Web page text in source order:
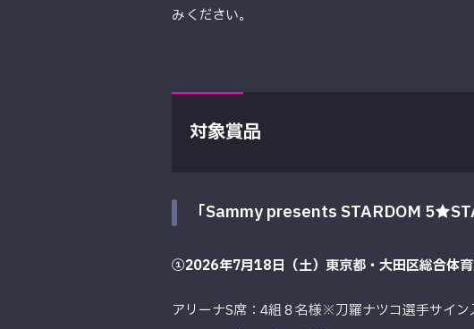
みください。
対象賞品
「Sammy presents STARDOM
①2026年7月18日（土）東京都・大田区総合体
アリーナS席：4組８名様※刀羅ナツコ選手サイ